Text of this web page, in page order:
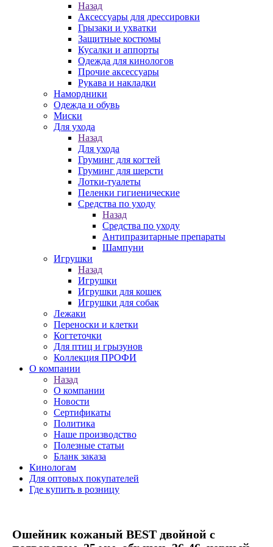
Назад
Аксессуары для дрессировки
Грызаки и ухватки
Защитные костюмы
Кусалки и аппорты
Одежда для кинологов
Прочие аксессуары
Рукава и накладки
Намордники
Одежда и обувь
Миски
Для ухода
Назад
Для ухода
Груминг для когтей
Груминг для шерсти
Лотки-туалеты
Пеленки гигиенические
Средства по уходу
Назад
Средства по уходу
Антипразитарные препараты
Шампуни
Игрушки
Назад
Игрушки
Игрушки для кошек
Игрушки для собак
Лежаки
Переноски и клетки
Когтеточки
Для птиц и грызунов
Коллекция ПРОФИ
О компании
Назад
О компании
Новости
Сертификаты
Политика
Наше производство
Полезные статьи
Бланк заказа
Кинологам
Для оптовых покупателей
Где купить в розницу
Ошейник кожаный BEST двойной с